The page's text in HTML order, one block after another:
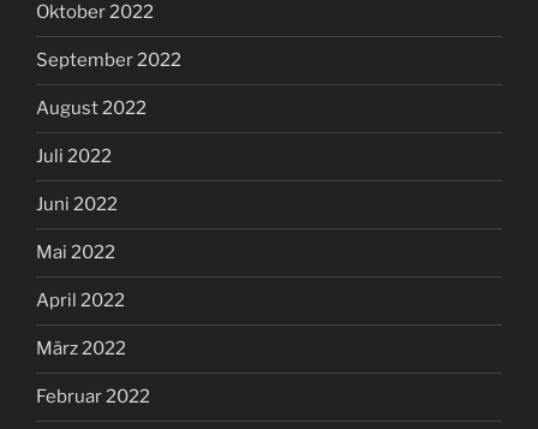
Oktober 2022
September 2022
August 2022
Juli 2022
Juni 2022
Mai 2022
April 2022
März 2022
Februar 2022